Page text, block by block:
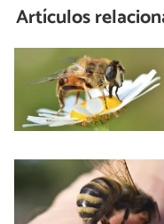
Artículos